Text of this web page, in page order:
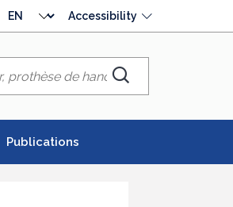
language
Accessibility
Chercher
Publications